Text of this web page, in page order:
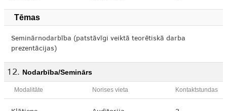
Tēmas
Seminārnodarbība (patstāvīgi veiktā teorētiskā darba
prezentācijas)
Nodarbība/Seminārs
Modalitāte Norises vieta Kontaktstundas